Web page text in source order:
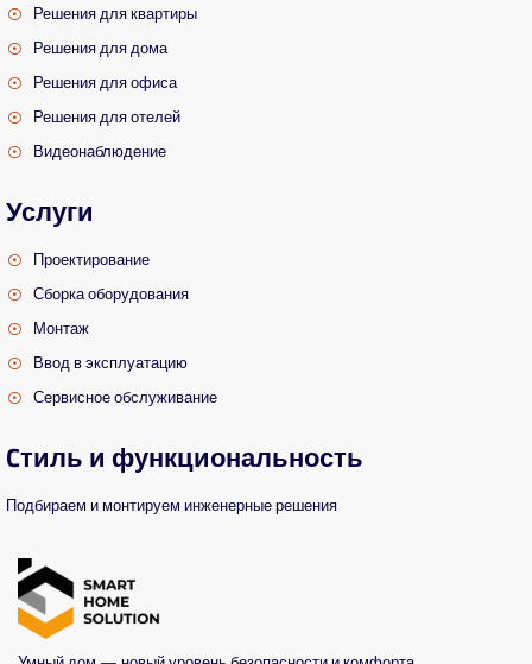
Решения для квартиры
Решения для дома
Решения для офиса
Решения для отелей
Видеонаблюдение
Услуги
Проектирование
Сборка оборудования
Монтаж
Ввод в эксплуатацию
Сервисное обслуживание
Cтиль и функциональность
Подбираем и монтируем инженерные решения